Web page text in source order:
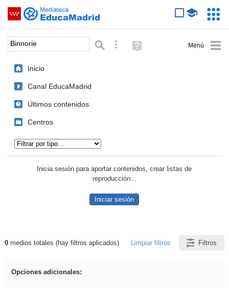
Saltar navegación
Palabra o frase: Búsqueda avanzada
Ayuda
(en
Inicio
Canal EducaMadrid
Últimos contenidos
Centros
Inicia sesión para aportar contenidos, crear listas de
reproducción...
Iniciar sesión
Resultados de: Binnorie
0medios totales (hay filtros aplicados) Limpiar filtros Filtros
Opciones adicionales: